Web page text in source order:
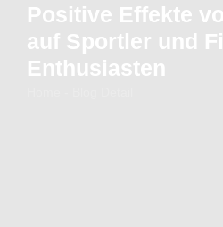
Positive Effekte
auf Sportler und
Enthusiasten